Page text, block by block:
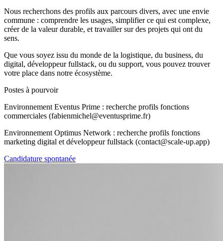
Nous recherchons des profils aux parcours divers, avec une envie
commune : comprendre les usages, simplifier ce qui est complexe,
créer de la valeur durable, et travailler sur des projets qui ont du
sens.
Que vous soyez issu du monde de la logistique, du business, du
digital, développeur fullstack, ou du support, vous pouvez trouver
votre place dans notre écosystème.
Postes à pourvoir
Environnement Eventus Prime : recherche profils fonctions
commerciales (fabienmichel@eventusprime.fr)
Environnement Optimus Network : recherche profils fonctions
marketing digital et développeur fullstack (contact@scale-up.app)
Candidature spontanée